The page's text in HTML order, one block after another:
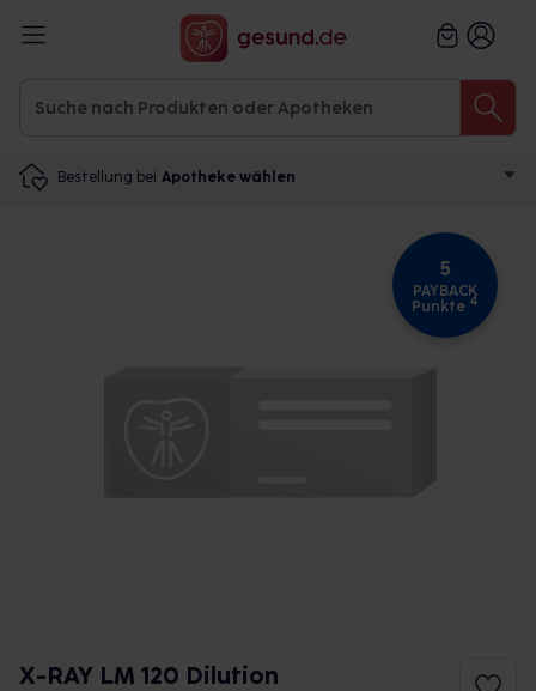
Bestellung bei Apotheke wählen
5
PAYBACK
Punkte 4
X-RAY LM 120 Dilution